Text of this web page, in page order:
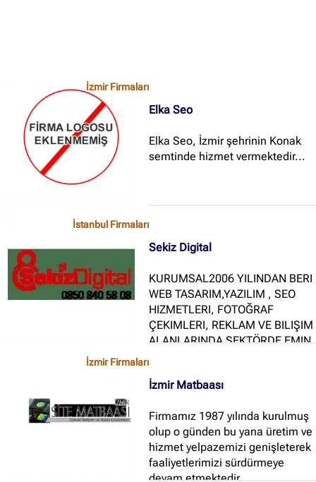
İzmir Firmaları
Elka Seo
Elka Seo, İzmir şehrinin Konak
semtinde hizmet vermektedir...
İstanbul Firmaları
Sekiz Digital
KURUMSAL2006 YILINDAN BERI
WEB TASARIM,YAZILIM , SEO
HIZMETLERI, FOTOĞRAF
ÇEKIMLERI, REKLAM VE BILIŞIM
ALANLARINDA SEKTÖRDE EMIN
ÖNCE HIZMET VE MÜŞTERI
YOLUNDA EMIN ADIMLARLA
YÜRÜMEYE DEVAM
ETMEKTEDIR...
İzmir Firmaları
İzmir Matbaası
Firmamız 1987 yılında kurulmuş
olup o günden bu yana üretim ve
hizmet yelpazemizi genişleterek
faaliyetlerimizi sürdürmeye
devam etmektedir...